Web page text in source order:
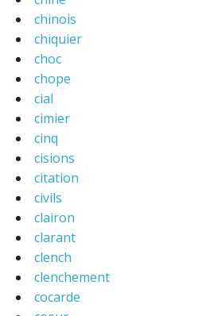
chinois
chiquier
choc
chope
cial
cimier
cinq
cisions
citation
civils
clairon
clarant
clench
clenchement
cocarde